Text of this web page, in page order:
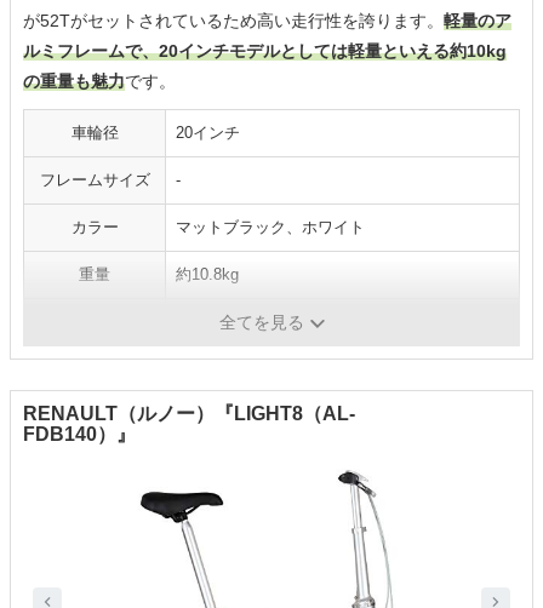
が52Tがセットされているため高い走行性を誇ります。 軽量のア
ルミフレームで、20インチモデルとしては軽量といえる約10kg
の重量も魅力です。
車輪径 20インチ
フレームサイズ -
カラー マットブラック、ホワイト
重量 約10.8kg
全てを見る
RENAULT（ルノー）『LIGHT8（AL-
FDB140）』